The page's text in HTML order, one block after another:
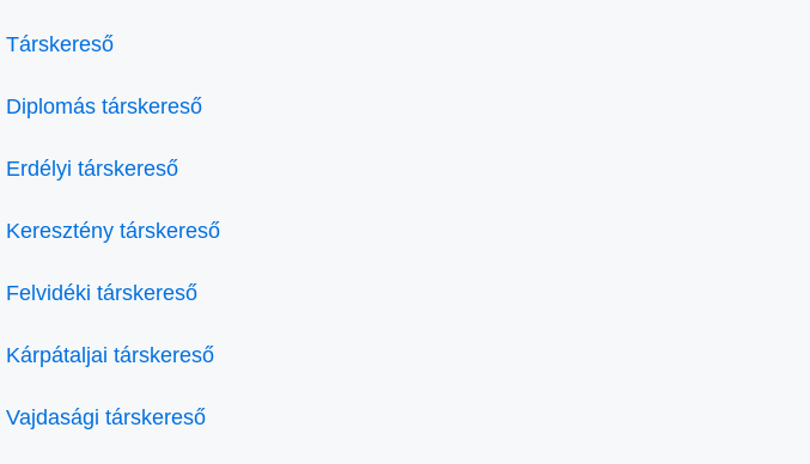
Társkereső
Diplomás társkereső
Erdélyi társkereső
Keresztény társkereső
Felvidéki társkereső
Kárpátaljai társkereső
Vajdasági társkereső